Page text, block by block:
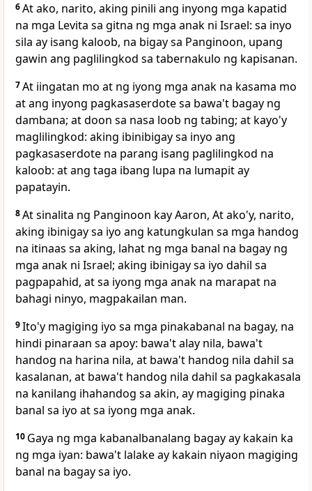
6At ako, narito, aking pinili ang inyong mga kapatid
na mga Levita sa gitna ng mga anak ni Israel: sa inyo
sila ay isang kaloob, na bigay sa Panginoon, upang
gawin ang paglilingkod sa tabernakulo ng kapisanan.
7At iingatan mo at ng iyong mga anak na kasama mo
at ang inyong pagkasaserdote sa bawa't bagay ng
dambana; at doon sa nasa loob ng tabing; at kayo'y
maglilingkod: aking ibinibigay sa inyo ang
pagkasaserdote na parang isang paglilingkod na
kaloob: at ang taga ibang lupa na lumapit ay
papatayin.
8At sinalita ng Panginoon kay Aaron, At ako'y, narito,
aking ibinigay sa iyo ang katungkulan sa mga handog
na itinaas sa aking, lahat ng mga banal na bagay ng
mga anak ni Israel; aking ibinigay sa iyo dahil sa
pagpapahid, at sa iyong mga anak na marapat na
bahagi ninyo, magpakailan man.
9Ito'y magiging iyo sa mga pinakabanal na bagay, na
hindi pinaraan sa apoy: bawa't alay nila, bawa't
handog na harina nila, at bawa't handog nila dahil sa
kasalanan, at bawa't handog nila dahil sa pagkakasala
na kanilang ihahandog sa akin, ay magiging pinaka
banal sa iyo at sa iyong mga anak.
10 Gaya ng mga kabanalbanalang bagay ay kakain ka
ng mga iyan: bawa't lalake ay kakain niyaon magiging
banal na bagay sa iyo.